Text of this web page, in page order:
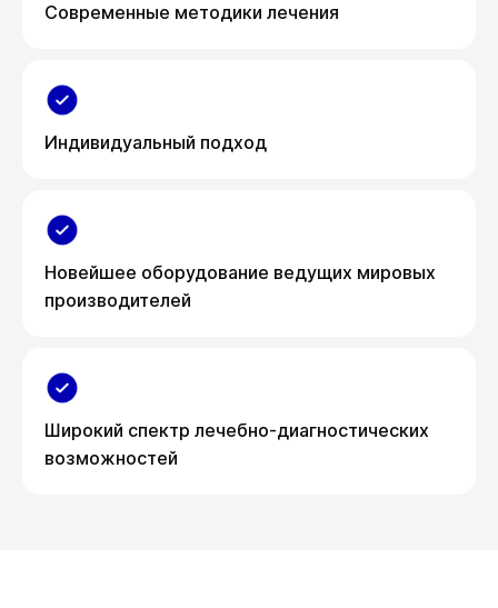
Современные методики лечения
Индивидуальный подход
Новейшее оборудование ведущих мировых
производителей
Широкий спектр лечебно-диагностических
возможностей